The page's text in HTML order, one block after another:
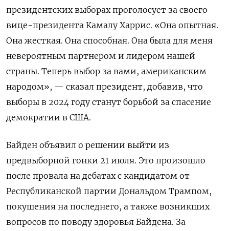
президентских выборах проголосует за своего
вице-президента Камалу Харрис. «Она опытная.
Она жесткая. Она способная. Она была для меня
невероятным партнером и лидером нашей
страны. Теперь выбор за вами, американским
народом», — сказал президент, добавив, что
выборы в 2024 году станут борьбой за спасение
демократии в США.
Байден объявил о решении выйти из
предвыборной гонки 21 июля. Это произошло
после провала на дебатах с кандидатом от
Республиканской партии Дональдом Трампом,
покушения на последнего, а также возникших
вопросов по поводу здоровья Байдена. За